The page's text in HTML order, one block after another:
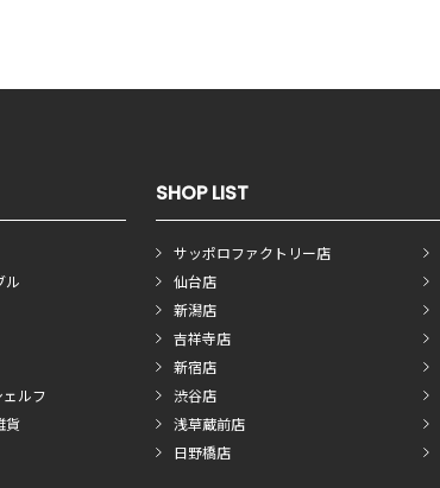
ル
ルフ
貨
SHOP LIST
サッポロファクトリー店
仙台店
新潟店
吉祥寺店
新宿店
渋谷店
浅草蔵前店
日野橋店